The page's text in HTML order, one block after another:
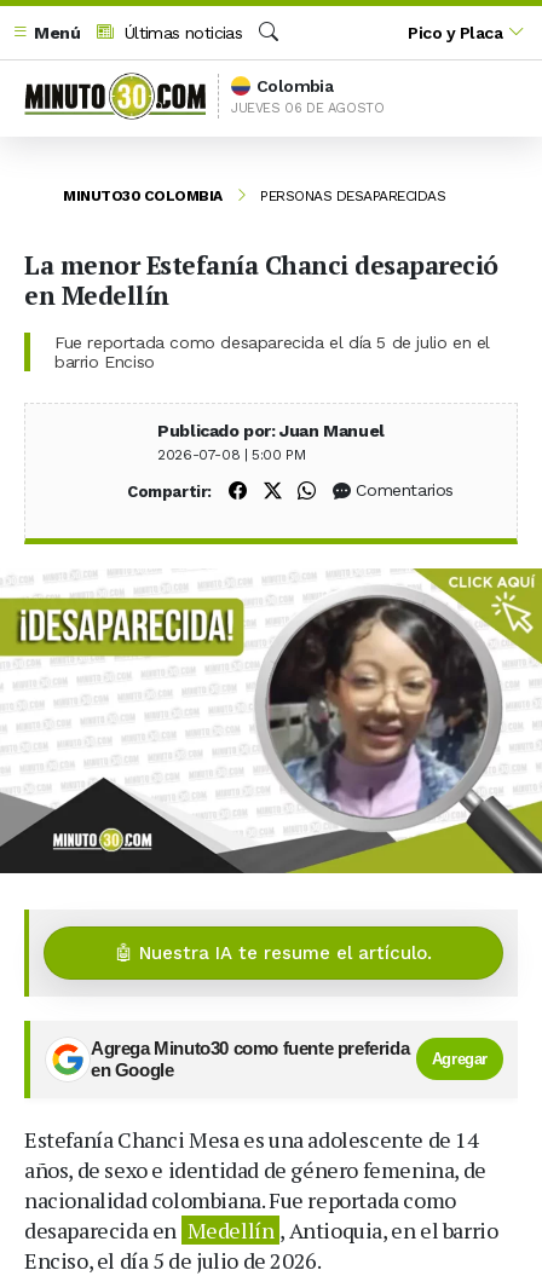
Menú
Últimas noticias
Buscar
Pico y Placa
Colombia
JUEVES 06 DE AGOSTO
MINUTO30 COLOMBIA PERSONAS DESAPARECIDAS
La menor Estefanía Chanci desapareció
en Medellín
Fue reportada como desaparecida el día 5 de julio en el
barrio Enciso
Publicado por: Juan Manuel
2026-07-08 | 5:00 PM
Compartir: Compartir en Facebook
Compartir en X (Twitter)
Compartir en WhatsApp
Comentarios
🤖 Nuestra IA te resume el artículo.
Agrega Minuto30 como fuente preferida
en Google
Agregar
Estefanía Chanci Mesa es una adolescente de 14
años, de sexo e identidad de género femenina, de
nacionalidad colombiana. Fue reportada como
desaparecida en Medellín , Antioquia, en el barrio
Enciso, el día 5 de julio de 2026.